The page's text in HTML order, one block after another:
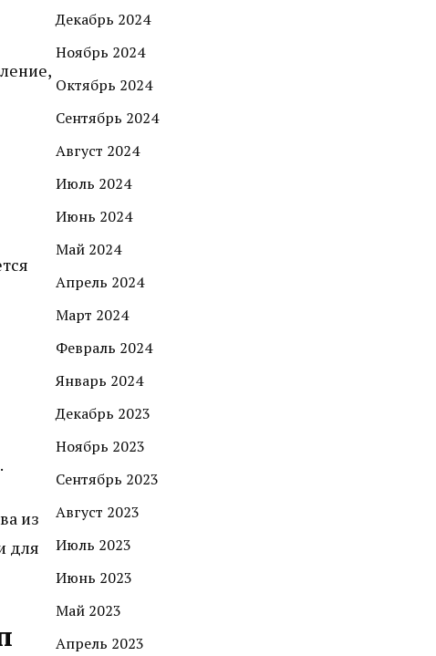
из
для
Декабрь 2024
Ноябрь 2024
Октябрь 2024
Сентябрь 2024
Август 2024
Июль 2024
Июнь 2024
Май 2024
Апрель 2024
Март 2024
Февраль 2024
Январь 2024
Декабрь 2023
Ноябрь 2023
Сентябрь 2023
Август 2023
Июль 2023
Июнь 2023
Май 2023
Апрель 2023